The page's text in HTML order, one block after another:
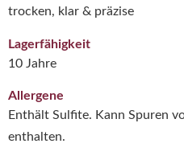
trocken, klar & präzise
Lagerfähigkeit
10 Jahre
Allergene
Enthält Sulfite. Kann Spuren
enthalten.